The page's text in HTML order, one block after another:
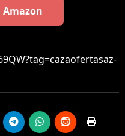
Amazon